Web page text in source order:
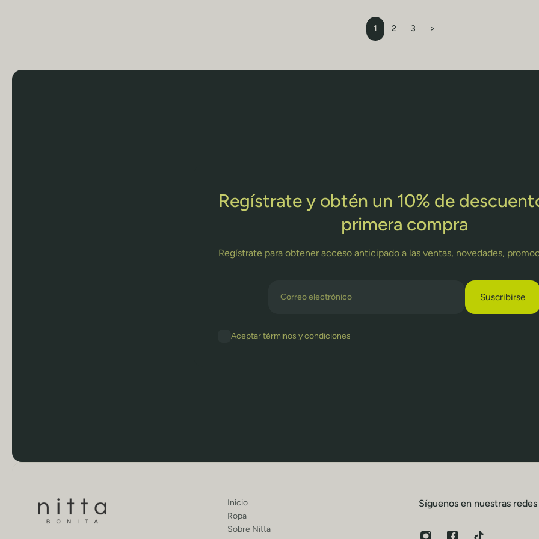
1 2 3 >
Regístrate y obtén un 10% de
primera compra
Regístrate para obtener acceso anticipado a las ventas, novedades,
Suscribirse
Aceptar términos y condiciones
Inicio
Ropa
Sobre Nitta
Síguenos en nuestras redes